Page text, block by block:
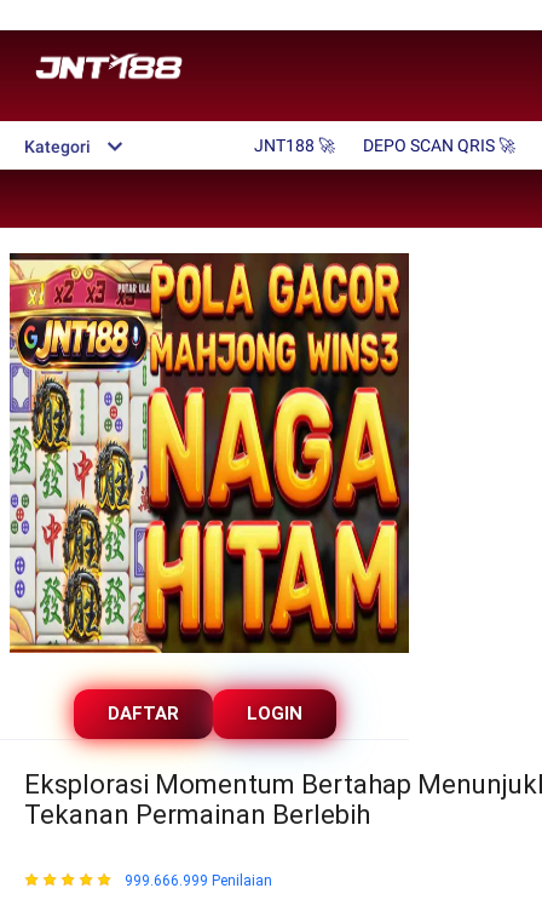
Kategori JNT188 🚀 DEPO SCAN QRIS 🚀
DAFTAR LOGIN
Eksplorasi Momentum Bertahap
Tekanan Permainan Berlebih
999.666.999 Penilaian